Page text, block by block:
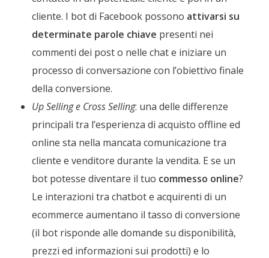
cliente. I bot di Facebook possono attivarsi su
determinate parole chiave presenti nei
commenti dei post o nelle chat e iniziare un
processo di conversazione con l’obiettivo finale
della conversione.
Up Selling e Cross Selling: una delle differenze
principali tra l’esperienza di acquisto offline ed
online sta nella mancata comunicazione tra
cliente e venditore durante la vendita. E se un
bot potesse diventare il tuo commesso online?
Le interazioni tra chatbot e acquirenti di un
ecommerce aumentano il tasso di conversione
(il bot risponde alle domande su disponibilità,
prezzi ed informazioni sui prodotti) e lo